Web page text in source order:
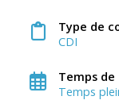
Type de
CDI
Temps
Temps